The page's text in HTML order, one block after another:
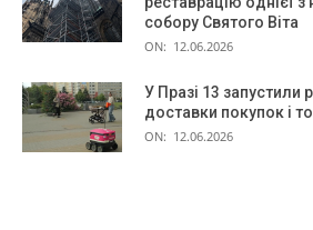
собору Святого Віта
ON: 12.06.2026
У Празі 13 запустили
доставки покупок і
ON: 12.06.2026